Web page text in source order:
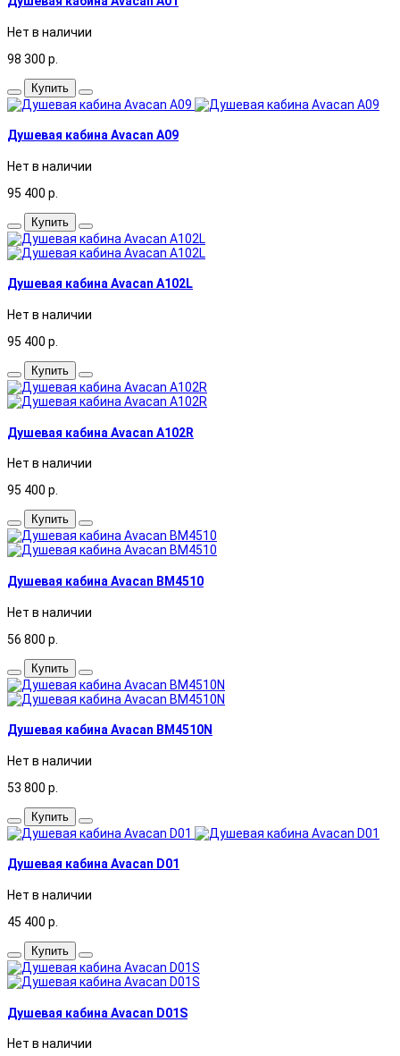
Нет в наличии
98 300 р.
Купить
Душевая кабина Avacan A09
Нет в наличии
95 400 р.
Купить
Душевая кабина Avacan A102L
Нет в наличии
95 400 р.
Купить
Душевая кабина Avacan A102R
Нет в наличии
95 400 р.
Купить
Душевая кабина Avacan BM4510
Нет в наличии
56 800 р.
Купить
Душевая кабина Avacan BM4510N
Нет в наличии
53 800 р.
Купить
Душевая кабина Avacan D01
Нет в наличии
45 400 р.
Купить
Душевая кабина Avacan D01S
Нет в наличии